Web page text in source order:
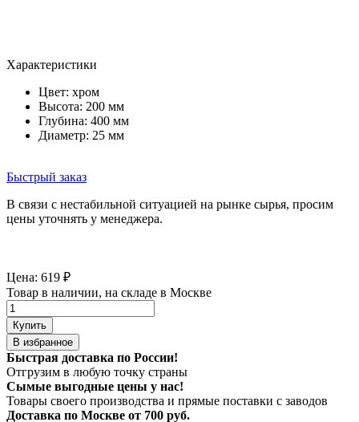
Характеристики
Цвет: хром
Высота: 200 мм
Глубина: 400 мм
Диаметр: 25 мм
Быстрый заказ
В связи с нестабильной ситуацией на рынке сырья, просим
цены уточнять у менеджера.
Цена: 619 ₽
Товар в наличии, на складе в Москве
Купить
В избранное
Быстрая доставка по России!
Отгрузим в любую точку страны
Сымые выгодные цены у нас!
Товары своего производства и прямые поставки с заводов
Доставка по Москве от 700 руб.